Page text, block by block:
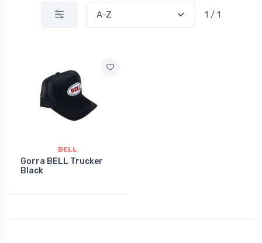
1 / 1
BELL
Gorra BELL Trucker
Black